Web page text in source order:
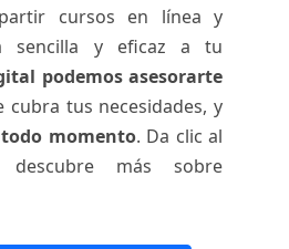
cursos en línea y
sencilla y eficaz a tu
podemos asesorarte
tus necesidades, y
momento. Da clic al
más sobre